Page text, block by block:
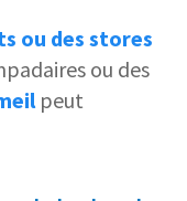
ou des stores
ou des
peut